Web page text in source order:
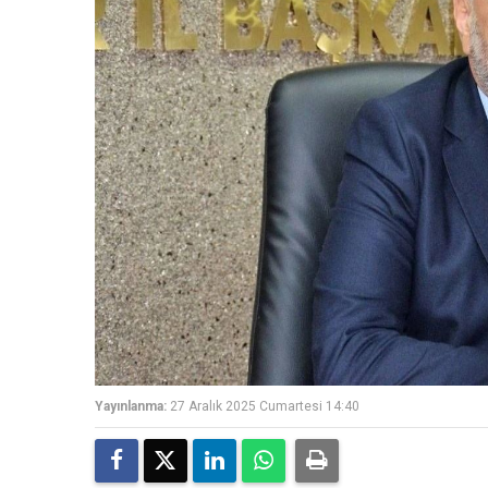
Yayınlanma: 27 Aralık 2025 Cumartesi 14:40